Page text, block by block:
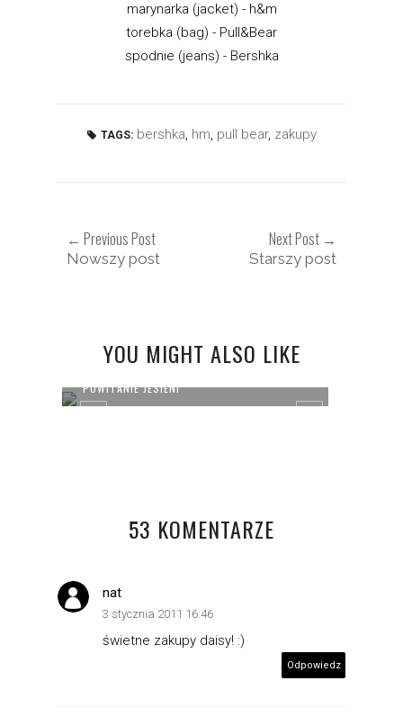
marynarka (jacket) - h&m
torebka (bag) - Pull&Bear
spodnie (jeans) - Bershka
TAGS: bershka, hm, pull bear, zakupy
← Previous Post
Nowszy post
Next Post →
Starszy post
YOU MIGHT ALSO LIKE
POWITANIE JESIENI
53 KOMENTARZE
nat
3 stycznia 2011 16:46
świetne zakupy daisy! :)
Odpowiedz